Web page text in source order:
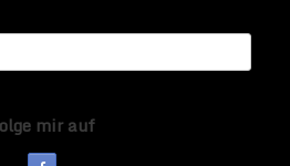
mir auf